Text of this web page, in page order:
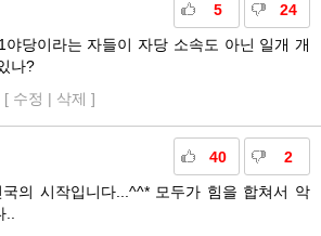
5 24
야당이라는 자들이 자당 소속도 아닌 일개 개
나?
[ 수정 | 삭제 ]
40 2
의 시작입니다...^^* 모두가 힘을 합쳐서 악